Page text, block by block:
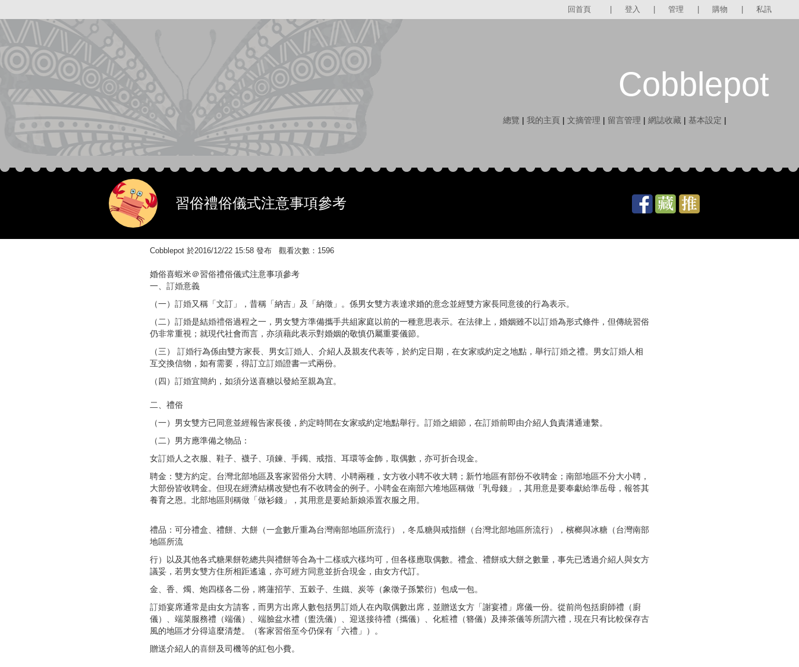
回首頁 登入 管理 購物 私訊
Cobblepot
總覽 | 我的主頁 | 文摘管理 | 留言管理 | 網誌收藏 | 基本設定 |
習俗禮俗儀式注意事項參考
Cobblepot 於2016/12/22 15:58 發布 觀看次數：1596
婚俗喜蝦米＠習俗禮俗儀式注意事項參考
一、 訂婚意義
（一） 訂婚又稱「文訂」，昔稱「納吉」及「納徵」。係男女雙方表達求婚的意念並經雙方家長同意後的行為表示。
（二） 訂婚是結婚禮俗過程之一，男女雙方準備攜手共組家庭以前的一種意思表示。在法律上，婚姻雖不以訂婚為形式條件，但傳統習俗
仍非常重視；就現代社會而言，亦須藉此表示對婚姻的敬慎仍屬重要儀節。
（三） 訂婚行為係由雙方家長、男女訂婚人、介紹人及親友代表等，於約定日期，在女家或約定之地點，舉行訂婚之禮。男女訂婚人相
互交換信物，如有需要，得訂立訂婚證書一式兩份。
（四） 訂婚宜簡約，如須分送喜糖以發給至親為宜。
二、禮俗
（一）男女雙方已同意並經報告家長後，約定時間在女家或約定地點舉行。 訂婚之細節，在訂婚前即由介紹人負責溝通連繫。
（二）男方應準備之物品：
女訂婚人之衣服、鞋子、襪子、項鍊、手鐲、戒指、耳環等金飾，取偶數，亦可折合現金。
聘金：雙方約定。台灣北部地區及客家習俗分大聘、小聘兩種，女方收小聘不收大聘；新竹地區有部份不收聘金；南部地區不分大小聘，
大部份皆收聘金。但現在經濟結構改變也有不收聘金的例子。小聘金在南部六堆地區稱做「乳母錢」，其用意是要奉獻給準岳母，報答其
養育之恩。北部地區則稱做「做衫錢」，其用意是要給新娘添置衣服之用。
禮品：可分禮盒、禮餅、大餅（一盒數斤重為台灣南部地區所流行），冬瓜糖與戒指餅（台灣北部地區所流行），檳榔與冰糖（台灣南部
地區所流
行）以及其他各式糖果餅乾總共與禮餅等合為十二樣或六樣均可，但各樣應取偶數。禮盒、禮餅或大餅之數量，事先已透過介紹人與女方
議妥，若男女雙方住所相距遙遠，亦可經方同意並折合現金，由女方代訂。
金、香、燭、炮四樣各二份，將蓮招芋、五穀子、生鐵、炭等（象徵子孫繁衍）包成一包。
訂婚宴席通常是由女方請客，而男方出席人數包括男訂婚人在內取偶數出席，並贈送女方「謝宴禮」席儀一份。從前尚包括廚師禮（廚
儀）、端菜服務禮（端儀）、端臉盆水禮（盥洗儀）、迎送接待禮（攜儀）、化粧禮（簪儀）及捧茶儀等所謂六禮，現在只有比較保存古
風的地區才分得這麼清楚。（客家習俗至今仍保有「六禮」）。
贈送介紹人的喜餅及司機等的紅包小費。